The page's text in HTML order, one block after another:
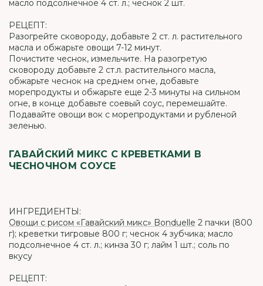
масло подсолнечное 4 ст. л.; чеснок 2 шт.
РЕЦЕПТ:
Разогрейте сковороду, добавьте 2 ст. л. растительного
масла и обжарьте овощи 7-12 минут.
Почистите чеснок, измельчите. На разогретую
сковороду добавьте 2 ст.л. растительного масла,
обжарьте чеснок на среднем огне, добавьте
морепродукты и обжарьте еще 2-3 минуты на сильном
огне, в конце добавьте соевый соус, перемешайте.
Подавайте овощи вок с морепродуктами и рубленой
зеленью.
ГАВАЙСКИЙ МИКС С КРЕВЕТКАМИ В
ЧЕСНОЧНОМ СОУСЕ
ИНГРЕДИЕНТЫ:
Овощи с рисом «Гавайский микс» Bonduelle 2 пачки (800
г); креветки тигровые 800 г; чеснок 4 зубчика; масло
подсолнечное 4 ст. л.; кинза 30 г; лайм 1 шт.; соль по
вкусу
РЕЦЕПТ: